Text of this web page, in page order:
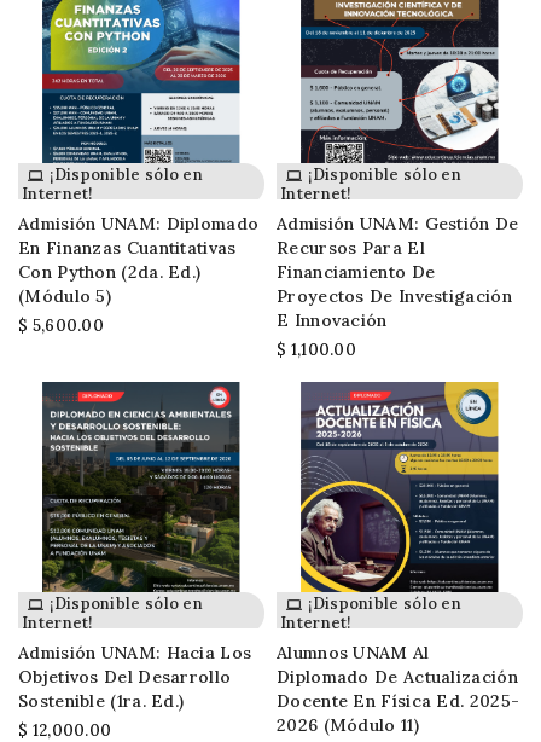
¡Disponible sólo en
Internet!
Admisión UNAM: Diplomado
En Finanzas Cuantitativas
Con Python (2da. Ed.)
(módulo 5)
$ 5,600.00
¡Disponible sólo en
Internet!
Admisión UNAM: Gestión De
Recursos Para El
Financiamiento De
Proyectos De Investigación
E Innovación
$ 1,100.00
¡Disponible sólo en
Internet!
Admisión UNAM: Hacia Los
Objetivos Del Desarrollo
Sostenible (1ra. Ed.)
$ 12,000.00
¡Disponible sólo en
Internet!
Alumnos UNAM Al
Diplomado De Actualización
Docente En Física Ed. 2025-
2026 (módulo 11)